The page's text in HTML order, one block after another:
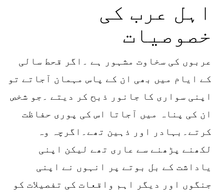
اہل عرب کی
خصوصیات
عربوں کی سخاوت مشہور ہے ۔اگر قحط سالی
کے ایام میں بھی ان کے پاس مہمان آجاتے تو
اپنی سواری کا جانور ذبح کر دیتے ۔جو شخص
ان کی پناہ میں آجاتا اس کی پوری حفاظت
کرتے۔بہادر اور ذہین تھے۔اگرچہ وہ
لکھنے پڑھنے سے عاری تھے لیکن اپنی
یاداشت کے بل بوتے پر انہوں نے اپنی
جنگوں اور دیگر اہم واقعات کی تفصیلات کو